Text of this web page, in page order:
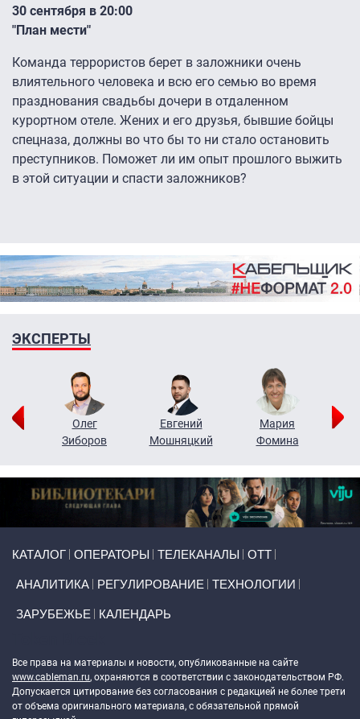
30 сентября в 20:00
"План мести"
Команда террористов берет в заложники очень
влиятельного человека и всю его семью во время
празднования свадьбы дочери в отдаленном
курортном отеле. Жених и его друзья, бывшие бойцы
спецназа, должны во что бы то ни стало остановить
преступников. Поможет ли им опыт прошлого выжить
в этой ситуации и спасти заложников?
ЭКСПЕРТЫ
Олег
Зиборов
Евгений
Мошняцкий
Мария
Фомина
КАТАЛОГ ОПЕРАТОРЫ ТЕЛЕКАНАЛЫ ОТТ
АНАЛИТИКА РЕГУЛИРОВАНИЕ ТЕХНОЛОГИИ
ЗАРУБЕЖЬЕ КАЛЕНДАРЬ
Все права на материалы и новости, опубликованные на сайте
www.cableman.ru, охраняются в соответствии с законодательством РФ.
Допускается цитирование без согласования с редакцией не более трети
от объема оригинального материала, с обязательной прямой